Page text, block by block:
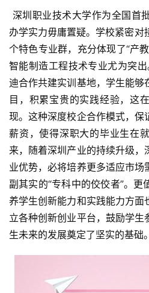
办学实力毋庸置疑。学校紧密对
个特色专业群，充分体现了“产
智能制造工程技术专业尤为突
迪合作共建实训基地，学生能够
目，积累宝贵的实践经验，这
现。这种深度校企合作模式，保
薪资，使得深职大的毕业生在
来，随着深圳产业的持续升级，
业优势，必将培养更多适应市场
副其实的“专科中的佼佼者”。
养学生创新能力和实践能力方面
立各种创新创业平台，鼓励学
生未来的发展奠定了坚实的基础。